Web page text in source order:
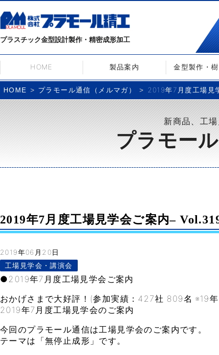
プラスチック金型設計製作・精密成形加工
HOME 製品案内 金型製作・
HOME プラモール通信（メルマガ） 2019年7月度工場見
新商品、工
プラモー
2019年7月度工場見学会ご案内–
2019年06月20日
工場見学会・講演会
●2019年7月度工場見学会ご案内
おかげさまで大好評！(参加実績：427社 809名 ※19
2019年7月度工場見学会のご案内
今回のプラモール通信は工場見学会のご案内です。
テーマは「無停止成形」です。